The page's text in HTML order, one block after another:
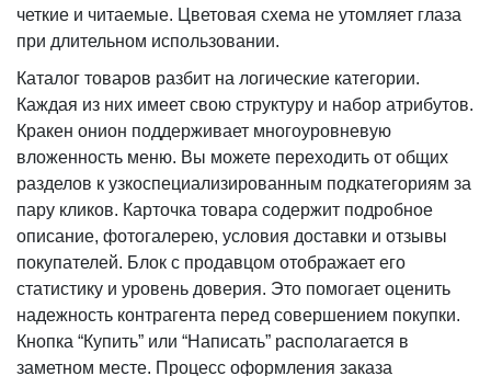
четкие и читаемые. Цветовая схема не утомляет глаза
при длительном использовании.
Каталог товаров разбит на логические категории.
Каждая из них имеет свою структуру и набор атрибутов.
Кракен онион поддерживает многоуровневую
вложенность меню. Вы можете переходить от общих
разделов к узкоспециализированным подкатегориям за
пару кликов. Карточка товара содержит подробное
описание, фотогалерею, условия доставки и отзывы
покупателей. Блок с продавцом отображает его
статистику и уровень доверия. Это помогает оценить
надежность контрагента перед совершением покупки.
Кнопка “Купить” или “Написать” располагается в
заметном месте. Процесс оформления заказа